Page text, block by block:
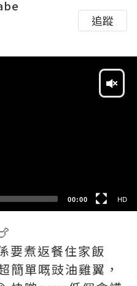
追蹤
00:00 HD
煮返餐住家飯
簡單嘅豉油雞翼，